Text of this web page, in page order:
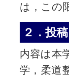
は，この
２．投
内容は本
学，柔道